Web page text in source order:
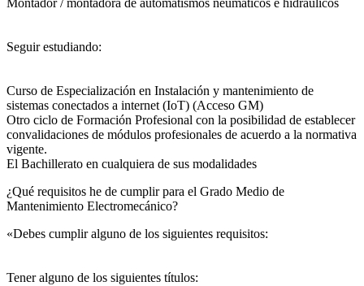
Montador / montadora de automatismos neumáticos e hidráulicos
Seguir estudiando:
Curso de Especialización en Instalación y mantenimiento de
sistemas conectados a internet (IoT) (Acceso GM)
Otro ciclo de Formación Profesional con la posibilidad de establecer
convalidaciones de módulos profesionales de acuerdo a la normativa
vigente.
El Bachillerato en cualquiera de sus modalidades
¿Qué requisitos he de cumplir para el Grado Medio de
Mantenimiento Electromecánico?
«Debes cumplir alguno de los siguientes requisitos:
Tener alguno de los siguientes títulos: